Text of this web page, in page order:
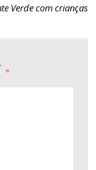
Verde com crianças
•